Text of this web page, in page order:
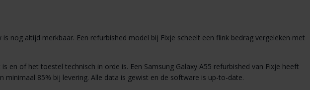
nog altijd merkbaar. Een refurbished model bij Fixje scheelt een flink bedrag vergeleken met
of het toestel technisch in orde is. Een Samsung Galaxy A55 refurbished van Fixje heeft
minimaal 85% bij levering. Alle data is gewist en de software is up-to-date.